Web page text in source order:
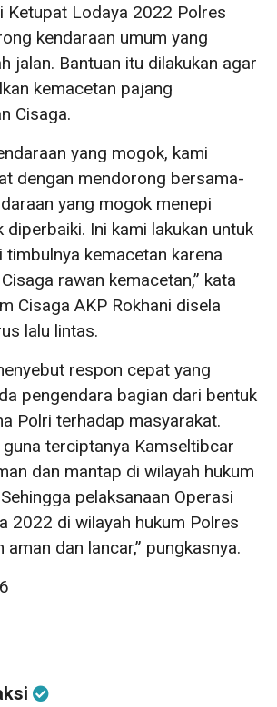
Ketupat Lodaya 2022 Polres
kendaraan umum yang
jalan. Bantuan itu dilakukan agar
kemacetan pajang
Cisaga.
yang mogok, kami
dengan mendorong bersama-
yang mogok menepi
diperbaiki. Ini kami lakukan untuk
timbulnya kemacetan karena
rawan kemacetan,” kata
Cisaga AKP Rokhani disela
lalu lintas.
respon cepat yang
pengendara bagian dari bentuk
Polri terhadap masyarakat.
guna terciptanya Kamseltibcar
dan mantap di wilayah hukum
pelaksanaan Operasi
2022 di wilayah hukum Polres
aman dan lancar,” pungkasnya.